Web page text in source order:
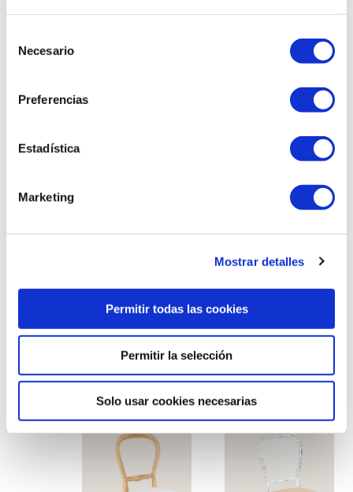
Necesario
Preferencias
Estadística
Marketing
Mostrar detalles
Permitir todas las cookies
Permitir la selección
Solo usar cookies necesarias
Basic black folding
Holu chair taupe seat